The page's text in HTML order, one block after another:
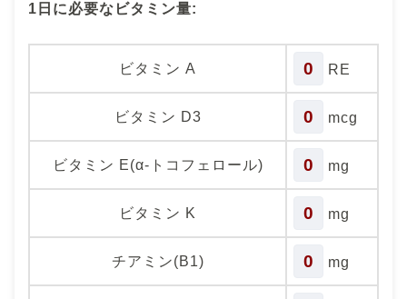
1日に必要なビタミン量:
ビタミン A 0 RE
ビタミン D3 0 mcg
ビタミン E(α-トコフェロール) 0 mg
ビタミン K 0 mg
チアミン(B1) 0 mg